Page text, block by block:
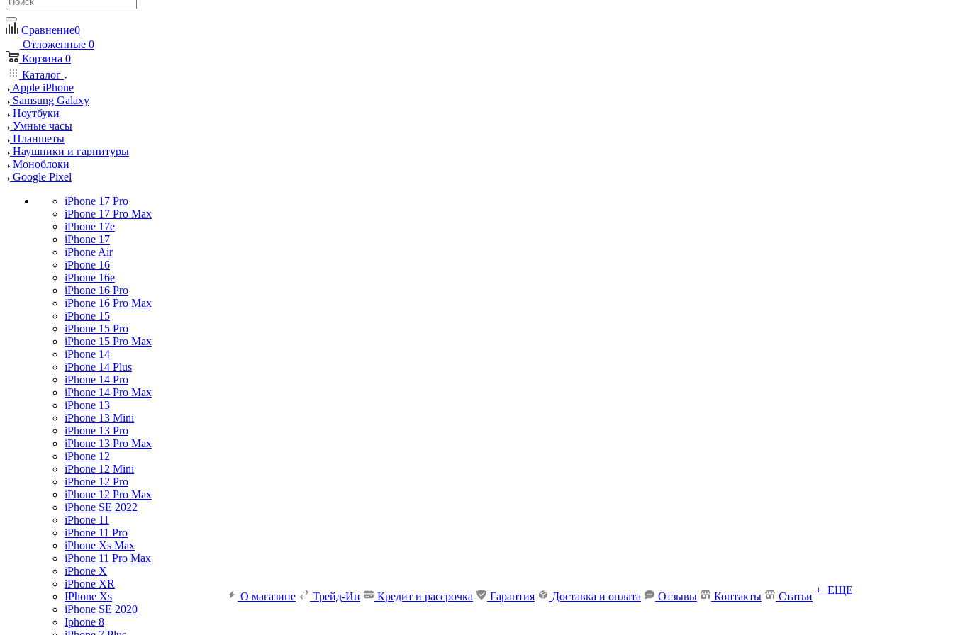
Сравнение0
Отложенные 0
Корзина 0
Каталог
Apple iPhone
Samsung Galaxy
Ноутбуки
Умные часы
Планшеты
Наушники и гарнитуры
Моноблоки
Google Pixel
iPhone 17 Pro
iPhone 17 Pro Max
iPhone 17e
iPhone 17
iPhone Air
iPhone 16
iPhone 16e
iPhone 16 Pro
iPhone 16 Pro Max
iPhone 15
iPhone 15 Pro
iPhone 15 Pro Max
iPhone 14
iPhone 14 Plus
iPhone 14 Pro
iPhone 14 Pro Max
iPhone 13
iPhone 13 Mini
iPhone 13 Pro
iPhone 13 Pro Max
iPhone 12
iPhone 12 Mini
iPhone 12 Pro
iPhone 12 Pro Max
iPhone SE 2022
iPhone 11
iPhone 11 Pro
iPhone Xs Max
iPhone 11 Pro Max
iPhone X
iPhone XR
IPhone Xs
iPhone SE 2020
Iphone 8
О магазине Трейд-Ин Кредит и рассрочка Гарантия Доставка и оплата Отзывы Контакты Статьи
+ ЕЩЕ